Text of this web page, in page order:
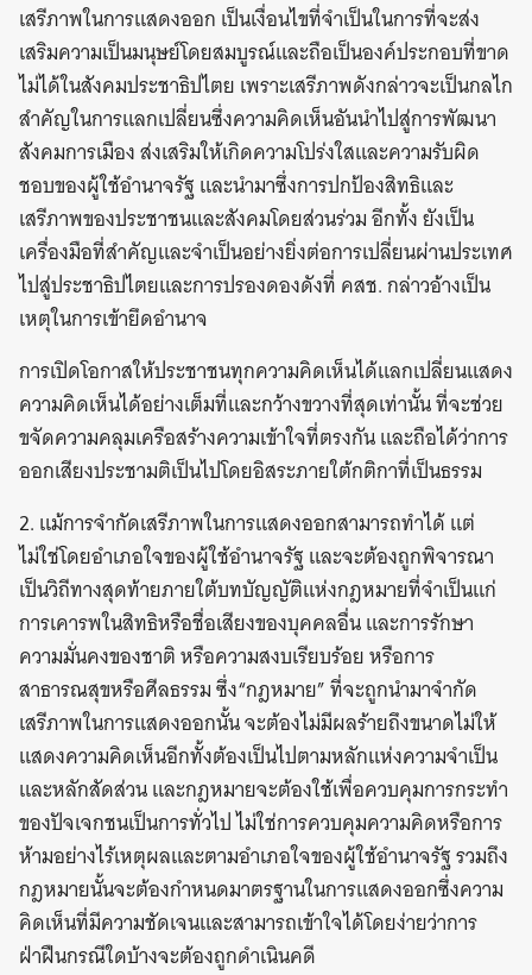
เสรีภาพในการแสดงออก เป็นเงื่อนไขที่จำเป็นในการที่จะส่ง
เสริมความเป็นมนุษย์โดยสมบูรณ์และถือเป็นองค์ประกอบที่ขาด
ไม่ได้ในสังคมประชาธิปไตย เพราะเสรีภาพดังกล่าวจะเป็นกลไก
สำคัญในการแลกเปลี่ยนซึ่งความคิดเห็นอันนำไปสู่การพัฒนา
สังคมการเมือง ส่งเสริมให้เกิดความโปร่งใสและความรับผิด
ชอบของผู้ใช้อำนาจรัฐ และนำมาซึ่งการปกป้องสิทธิและ
เสรีภาพของประชาชนและสังคมโดยส่วนร่วม อีกทั้ง ยังเป็น
เครื่องมือที่สำคัญและจำเป็นอย่างยิ่งต่อการเปลี่ยนผ่านประเทศ
ไปสู่ประชาธิปไตยและการปรองดองดังที่ คสช. กล่าวอ้างเป็น
เหตุในการเข้ายึดอำนาจ
การเปิดโอกาสให้ประชาชนทุกความคิดเห็นได้แลกเปลี่ยนแสดง
ความคิดเห็นได้อย่างเต็มที่และกว้างขวางที่สุดเท่านั้น ที่จะช่วย
ขจัดความคลุมเครือสร้างความเข้าใจที่ตรงกัน และถือได้ว่าการ
ออกเสียงประชามติเป็นไปโดยอิสระภายใต้กติกาที่เป็นธรรม
2. แม้การจำกัดเสรีภาพในการแสดงออกสามารถทำได้ แต่
ไม่ใช่โดยอำเภอใจของผู้ใช้อำนาจรัฐ และจะต้องถูกพิจารณา
เป็นวิถีทางสุดท้ายภายใต้บทบัญญัติแห่งกฎหมายที่จำเป็นแก่
การเคารพในสิทธิหรือชื่อเสียงของบุคคลอื่น และการรักษา
ความมั่นคงของชาติ หรือความสงบเรียบร้อย หรือการ
สาธารณสุขหรือศีลธรรม ซึ่ง“กฎหมาย” ที่จะถูกนำมาจำกัด
เสรีภาพในการแสดงออกนั้น จะต้องไม่มีผลร้ายถึงขนาดไม่ให้
แสดงความคิดเห็นอีกทั้งต้องเป็นไปตามหลักแห่งความจำเป็น
และหลักสัดส่วน และกฎหมายจะต้องใช้เพื่อควบคุมการกระทำ
ของปัจเจกชนเป็นการทั่วไป ไม่ใช่การควบคุมความคิดหรือการ
ห้ามอย่างไร้เหตุผลและตามอำเภอใจของผู้ใช้อำนาจรัฐ รวมถึง
กฎหมายนั้นจะต้องกำหนดมาตรฐานในการแสดงออกซึ่งความ
คิดเห็นที่มีความชัดเจนและสามารถเข้าใจได้โดยง่ายว่าการ
ฝ่าฝืนกรณีใดบ้างจะต้องถูกดำเนินคดี